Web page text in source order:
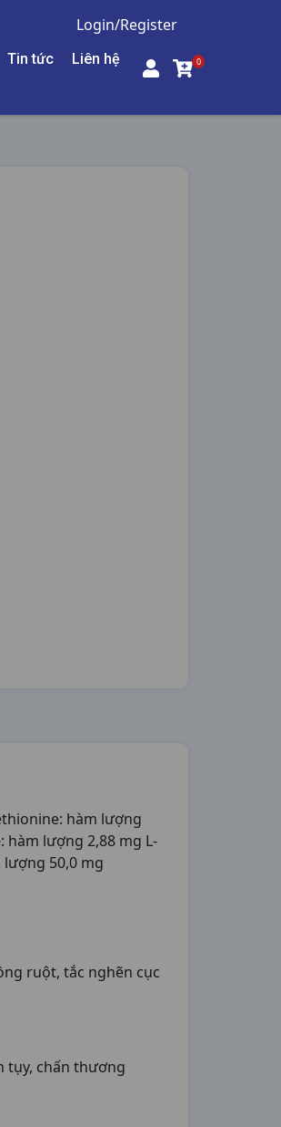
Login/Register
Tin tức Liên hệ 0
hàm lượng
hàm lượng 2,88 mg L-
lượng 50,0 mg
ruột, tắc nghẽn cục
tụy, chấn thương